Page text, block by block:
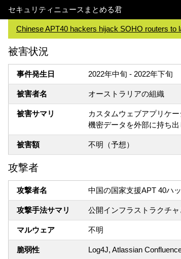
セキュリティニュースまとめる君
Chinese APT40 hackers hijack SOHO routers to
被害状況
事件発生日 2022年中旬 - 2022年下旬
被害者名 オーストラリアの組織
被害サマリ
カスタムウェブアプリケ
機密データを外部に持ち出
被害額 不明（予想）
攻撃者
攻撃者名 中国の国家支援APT 40ハ
攻撃手法サマリ 公開インフラストラクチ
マルウェア 不明
脆弱性 Log4J, Atlassian